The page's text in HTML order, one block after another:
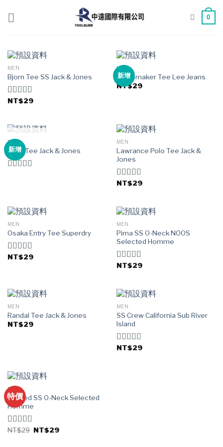
content
0
MEN
Bjorn Tee SS Jack & Jones
評分
NT$29
新增
MEN
Jeansmaker Tee Lee Jeans
NT$29
新增
MEN
Land Tee Jack & Jones
MEN
Lawrance Polo Tee Jack &
Jones
評分4.50
NT$29
MEN
Osaka Entry Tee Superdry
評分4.00
NT$29
MEN
Pima SS O-Neck NOOS
Selected Homme
評分5.00
NT$29
MEN
Randal Tee Jack & Jones
NT$29
MEN
SS Crew California Sub River
Island
評分
NT$29
特價
MEN
Wicked SS O-Neck Selected
Homme
評分4.00
NT$29 NT$29